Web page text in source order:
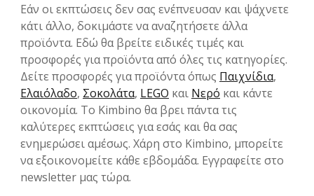
Εάν οι εκπτώσεις δεν σας ενέπνευσαν και ψάχνετε
κάτι άλλο, δοκιμάστε να αναζητήσετε άλλα
προϊόντα. Εδώ θα βρείτε ειδικές τιμές και
προσφορές για προϊόντα από όλες τις κατηγορίες.
Δείτε προσφορές για προϊόντα όπως Παιχνίδια,
Ελαιόλαδο, Σοκολάτα, LEGO και Νερό και κάντε
οικονομία. Το Kimbino θα βρει πάντα τις
καλύτερες εκπτώσεις για εσάς και θα σας
ενημερώσει αμέσως. Χάρη στο Kimbino, μπορείτε
να εξοικονομείτε κάθε εβδομάδα. Εγγραφείτε στο
newsletter μας τώρα.